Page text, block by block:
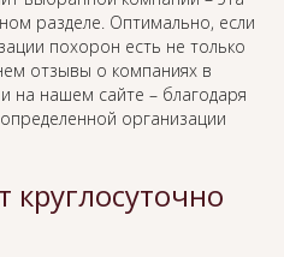
разделе. Оптимально, если
похорон есть не только
отзывы о компаниях в
на нашем сайте – благодаря
организации
круглосуточно